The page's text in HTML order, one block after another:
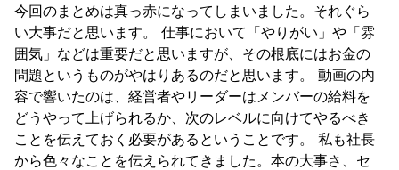
今回のまとめは真っ赤になってしまいました。それぐら
い大事だと思います。 仕事において「やりがい」や「雰
囲気」などは重要だと思いますが、その根底にはお金の
問題というものがやはりあるのだと思います。 動画の内
容で響いたのは、経営者やリーダーはメンバーの給料を
どうやって上げられるか、次のレベルに向けてやるべき
ことを伝えておく必要があるということです。 私も社長
から色々なことを伝えられてきました。本の大事さ、セ